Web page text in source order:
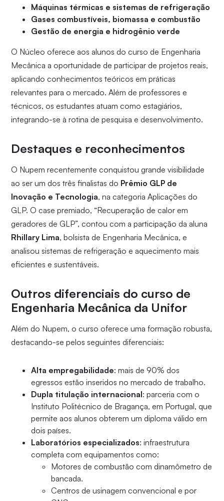
Máquinas térmicas e sistemas de refrigeração
Gases combustíveis, biomassa e combustão
Gestão de energia e hidrogênio verde
O Núcleo oferece aos alunos do curso de Engenharia
Mecânica a oportunidade de participar de projetos reais,
aplicando conhecimentos teóricos em práticas
relevantes para o mercado. Além de professores e
técnicos, os estudantes atuam como estagiários,
integrando-se à rotina de pesquisa e desenvolvimento.
Destaques e reconhecimentos
O Nupem recentemente conquistou grande visibilidade
ao ser um dos três finalistas do Prêmio GLP de
Inovação e Tecnologia, na categoria Aplicações do
GLP. O case premiado, “Recuperação de calor em
geradores de GLP”, contou com a participação da aluna
Rhillary Lima, bolsista de Engenharia Mecânica, e
analisou sistemas de refrigeração e aquecimento mais
eficientes e sustentáveis.
Outros diferenciais do curso de
Engenharia Mecânica da Unifor
Além do Nupem, o curso oferece uma formação robusta,
destacando-se pelos seguintes diferenciais:
Alta empregabilidade: mais de 90% dos
egressos estão inseridos no mercado de trabalho.
Dupla titulação internacional: parceria com o
Instituto Politécnico de Bragança, em Portugal, que
permite aos alunos obterem um diploma válido em
dois países.
Laboratórios especializados: infraestrutura
completa com equipamentos como:
Motores de combustão com dinamômetro de
bancada.
Centros de usinagem convencional e por